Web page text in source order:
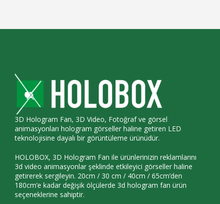
3D Hologram Fan, 3D Video, Fotoğraf ve görsel
animasyonları hologram görseller haline getiren LED
teknolojisine dayalı bir görüntüleme ürünüdür.
HOLOBOX, 3D Hologram Fan ile ürünlerinizin reklamlarını
3d video animasyonlar şeklinde etkileyici görseller haline
getirerek sergileyin. 20cm / 30 cm / 40cm / 65cm’den
180cm’e kadar değişik ölçülerde 3d hologram fan ürün
seçeneklerine sahiptir.